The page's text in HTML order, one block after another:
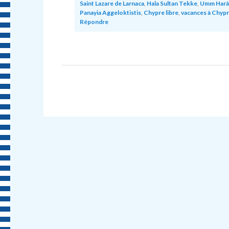
Saint Lazare de Larnaca, Hala Sultan Tekke, Umm
Panayia Aggeloktistis, Chypre libre, vacances à
Répondre